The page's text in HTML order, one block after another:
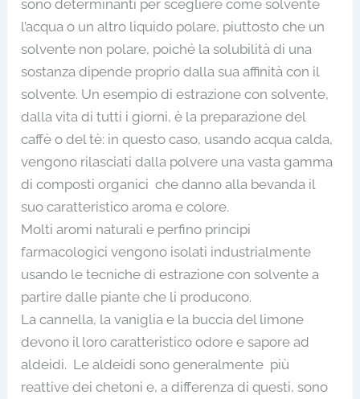
sono determinanti per scegliere come solvente
l’acqua o un altro liquido polare, piuttosto che un
solvente non polare, poiché la solubilità di una
sostanza dipende proprio dalla sua affinità con il
solvente. Un esempio di estrazione con solvente,
dalla vita di tutti i giorni, è la preparazione del
caffè o del tè: in questo caso, usando acqua calda,
vengono rilasciati dalla polvere una vasta gamma
di composti organici che danno alla bevanda il
suo caratteristico aroma e colore.
Molti aromi naturali e perfino principi
farmacologici vengono isolati industrialmente
usando le tecniche di estrazione con solvente a
partire dalle piante che li producono.
La cannella, la vaniglia e la buccia del limone
devono il loro caratteristico odore e sapore ad
aldeidi. Le aldeidi sono generalmente più
reattive dei chetoni e, a differenza di questi, sono